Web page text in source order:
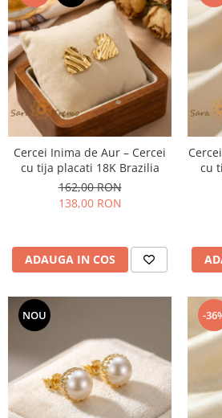
Cercei Inima de Aur – Cercei
cu tija placati 18K Brazilia
162,00 RON
138,00 RON
ADAUGA IN COS
cu
NOU -